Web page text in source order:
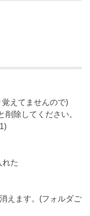
えてませんので)
除してください。
た
えます。(フォルダご